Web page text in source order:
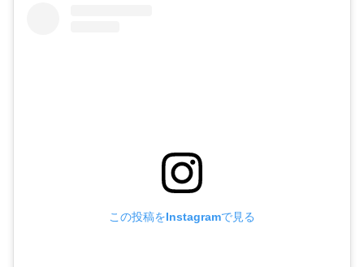
この投稿をInstagramで見る